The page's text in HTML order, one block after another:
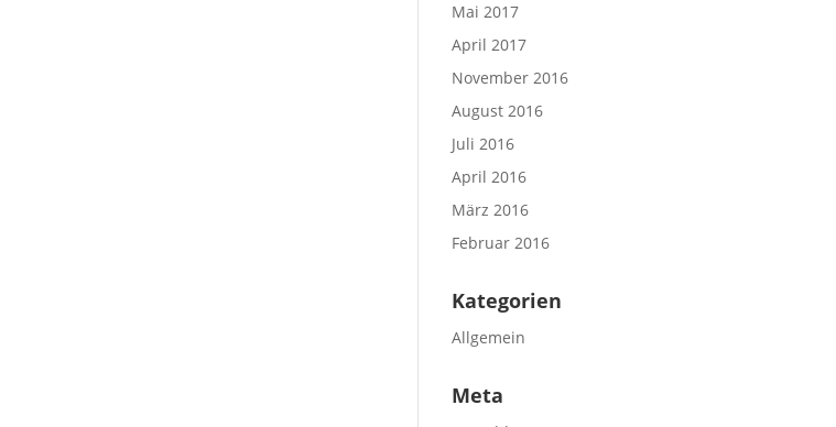
Mai 2017
April 2017
November 2016
August 2016
Juli 2016
April 2016
März 2016
Februar 2016
Kategorien
Allgemein
Meta